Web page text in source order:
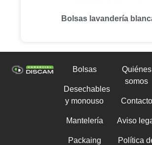
Bolsas lavandería
Bolsas
Desechables
y monouso
Mantelería
Packaing
Quiénes
somos
Contacto
Aviso
Política